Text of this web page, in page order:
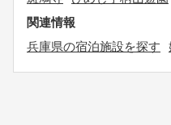
関連情報
兵庫県の宿泊施設を探す